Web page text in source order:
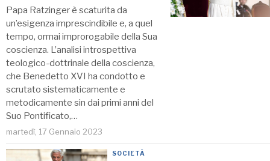
Papa Ratzinger è scaturita da
un’esigenza imprescindibile e, a quel
tempo, ormai improrogabile della Sua
coscienza. L’analisi introspettiva
teologico-dottrinale della coscienza,
che Benedetto XVI ha condotto e
scrutato sistematicamente e
metodicamente sin dai primi anni del
Suo Pontificato,…
martedì, 17 Gennaio 2023
SOCIETÀ